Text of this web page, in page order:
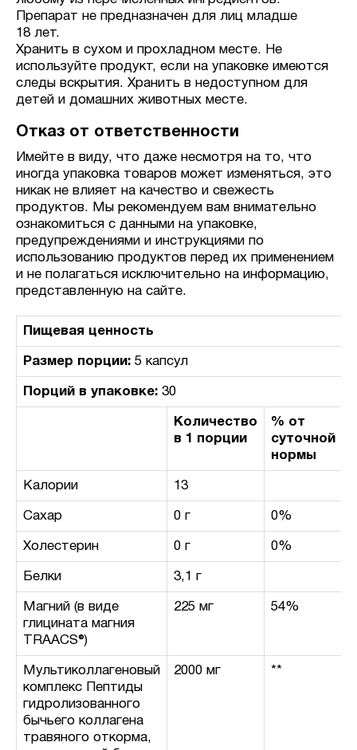
Препарат не предназначен для лиц младше
18 лет.
Хранить в сухом и прохладном месте. Не
используйте продукт, если на упаковке имеются
следы вскрытия. Хранить в недоступном для
детей и домашних животных месте.
Отказ от ответственности
Имейте в виду, что даже несмотря на то, что
иногда упаковка товаров может изменяться, это
никак не влияет на качество и свежесть
продуктов. Мы рекомендуем вам внимательно
ознакомиться с данными на упаковке,
предупреждениями и инструкциями по
использованию продуктов перед их применением
и не полагаться исключительно на информацию,
представленную на сайте.
Пищевая ценность
Размер порции: 5 капсул
Порций в упаковке: 30
Количество
в 1 порции
% от
суточной
нормы
Калории 13
Сахар 0 г 0%
Холестерин 0 г 0%
Белки 3,1 г
Магний (в виде
глицината магния
TRAACS®)
225 мг 54%
Мультиколлагеновый
комплекс Пептиды
гидролизованного
бычьего коллагена
травяного откорма,
2000 мг **